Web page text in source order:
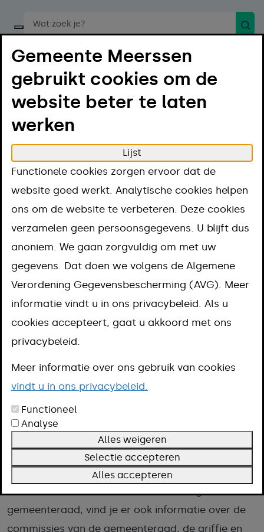
Start een spraakopdracht
Menu
Home Bestuur en organisatie Gemeenteraad
Gemeenteraad
Vragen over de
gemeenteraad?
Neem contact op met de griffie van de gemeente
Meerssen.
griffiebureau@meerssen.nl
Raadstukken bekijken
In het raadsinformatiesysteem NotuBiz vind je alle
informatie over de gemeenteraad van Meerssen.
Naast informatie over de samenstelling van de
gemeenteraad, vind je er ook informatie over de
commissies van de gemeenteraad, de griffie en
Gemeente Meerssen
gebruikt cookies om de
website beter te laten
werken
Lijst
Functionele cookies zorgen ervoor dat de
website goed werkt. Analytische cookies helpen
ons om de website te verbeteren. Deze cookies
verzamelen geen persoonsgegevens. U blijft dus
anoniem. We gaan zorgvuldig om met uw
gegevens. Dat doen we volgens de Algemene
Verordening Gegevensbescherming (AVG). Meer
informatie vindt u in ons privacybeleid. Als u
cookies accepteert, gaat u akkoord met ons
privacybeleid.
Meer informatie over ons gebruik van cookies
vindt u in ons privacybeleid.
Functioneel
Analyse
Alles weigeren
Selectie accepteren
Alles accepteren